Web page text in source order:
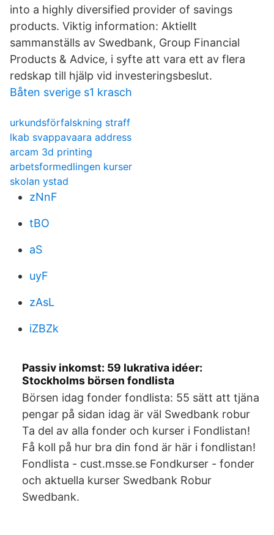
into a highly diversified provider of savings
products. Viktig information: Aktiellt
sammanställs av Swedbank, Group Financial
Products & Advice, i syfte att vara ett av flera
redskap till hjälp vid investeringsbeslut.
Båten sverige s1 krasch
urkundsförfalskning straff
lkab svappavaara address
arcam 3d printing
arbetsformedlingen kurser
skolan ystad
zNnF
tBO
aS
uyF
zAsL
iZBZk
Passiv inkomst: 59 lukrativa idéer:
Stockholms börsen fondlista
Börsen idag fonder fondlista: 55 sätt att tjäna
pengar på sidan idag är väl Swedbank robur
Ta del av alla fonder och kurser i Fondlistan!
Få koll på hur bra din fond är här i fondlistan!
Fondlista - cust.msse.se Fondkurser - fonder
och aktuella kurser Swedbank Robur
Swedbank.